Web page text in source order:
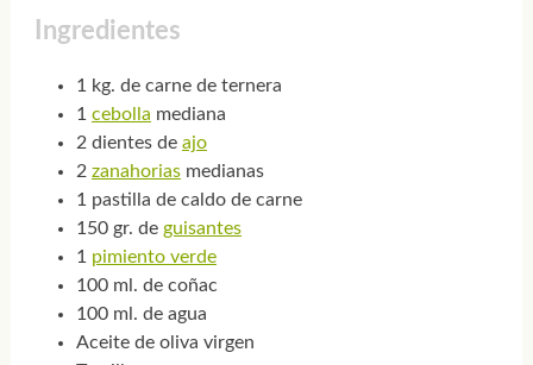
Ingredientes
1 kg. de carne de ternera
1 cebolla mediana
2 dientes de ajo
2 zanahoriasmedianas
1 pastilla de caldo de carne
150 gr. de guisantes
1 pimiento verde
100 ml. de coñac
100 ml. de agua
Aceite de oliva virgen